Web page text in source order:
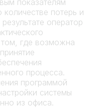
показателям
потерь и
оператор
где возможна
процесса.
программой
системы
из офиса.